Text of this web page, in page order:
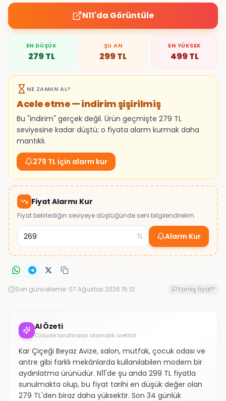
N11'da Görüntüle
EN DÜŞÜK
279TL
ŞU AN
299TL
EN YÜKSEK
499TL
NE ZAMAN AL?
Acele etme — indirim şişirilmiş
Bu "indirim" gerçek değil. Ürün geçmişte 279 TL
seviyesine kadar düştü; o fiyata alarm kurmak daha
mantıklı.
279 TL için alarm kur
Fiyat Alarmı Kur
Fiyat belirlediğin seviyeye düştüğünde seni bilgilendirelim.
TL Alarm Kur
Son güncelleme: 07 Ağustos 2026 15:12 Yanlış fiyat?
AI Özeti
Claude tarafından otomatik üretildi
Kar Çiçeği Beyaz Avize, salon, mutfak, çocuk odası ve
antre gibi farklı mekânlarda kullanılabilen modern bir
aydınlatma ürünüdür. N11'de şu anda 299 TL fiyatla
sunulmakta olup, bu fiyat tarihi en düşük değer olan
279 TL'den biraz daha yüksektir. Son 34 günlük